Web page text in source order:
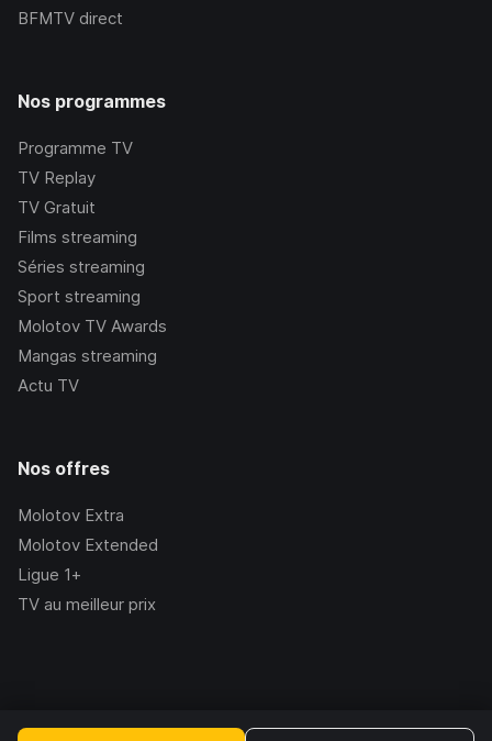
BFMTV direct
Nos programmes
Programme TV
TV Replay
TV Gratuit
Films streaming
Séries streaming
Sport streaming
Molotov TV Awards
Mangas streaming
Actu TV
Nos offres
Molotov Extra
Molotov Extended
Ligue 1+
TV au meilleur prix